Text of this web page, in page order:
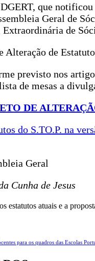
que
Geral de
de
Alteração de
previsto nos
de mesas a
DE
do S.TO.P. na
Geral
Cunha de Jesus
estatutos atuais e a
para os quadros das Escolas